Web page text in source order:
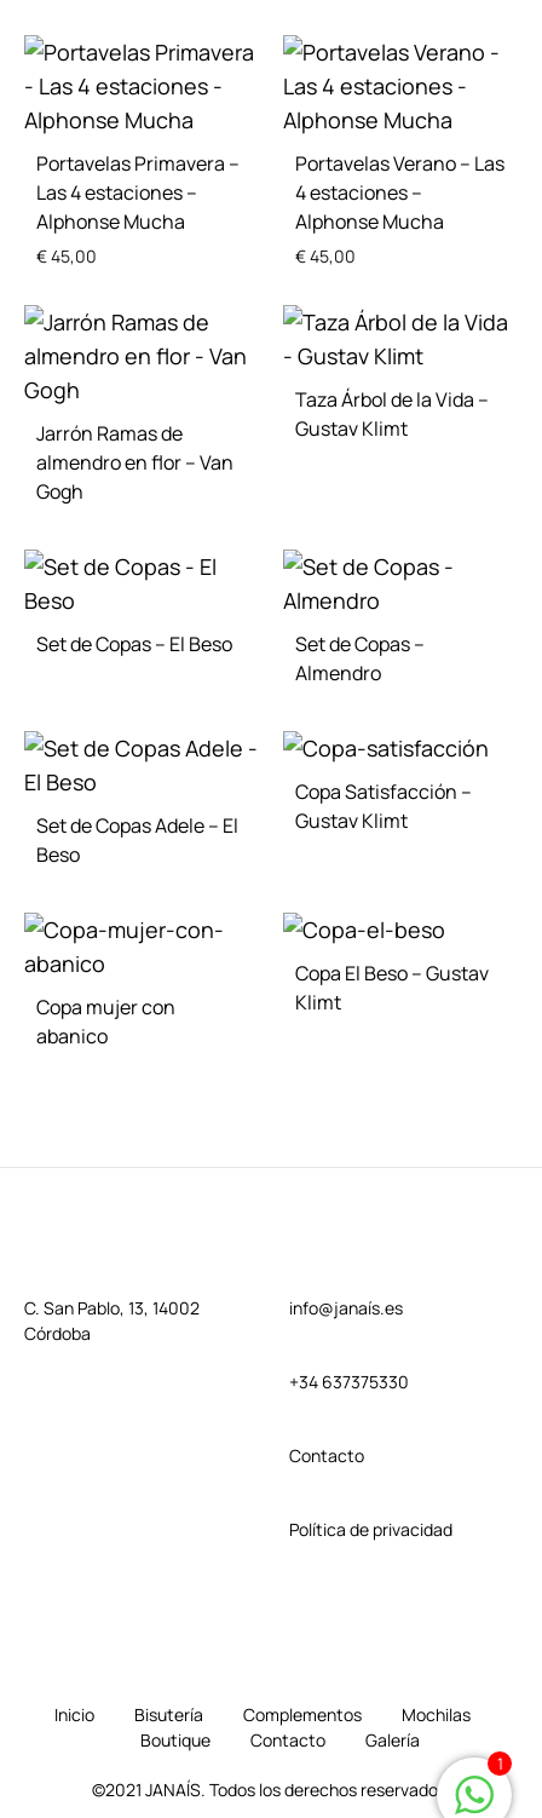
ADD
WISHLIST
Portavelas Primavera –
Las 4 estaciones –
Alphonse Mucha
€45,00
Portavelas Verano – Las
4 estaciones –
Alphonse Mucha
€45,00
ADD
Jarrón Ramas de
almendro en flor – Van
Gogh
Taza Árbol de la Vida –
Gustav Klimt
Set de Copas – El Beso
TO
WISHLIST
Set de Copas –
Almendro
Set de Copas Adele – El
Beso
WISHLIST
Copa Satisfacción –
Gustav Klimt
Copa mujer con
abanico
WISHLIST
Copa El Beso – Gustav
Klimt
C. San Pablo, 13, 14002
Córdoba
info@janaís.es
+34 637375330
Contacto
Política de privacidad
©2021 JANAÍS. Todos los derechos reservados.
Inicio Bisutería Complementos
Mochilas
Boutique
Contacto Galería
1